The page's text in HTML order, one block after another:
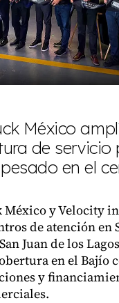
México
de servicio
en el
y Velocity
de atención en
Juan de los
en el Bajío
y